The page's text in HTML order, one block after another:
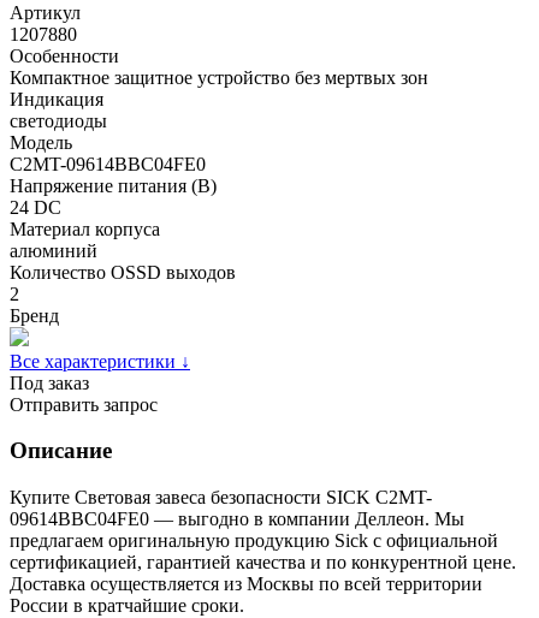
Артикул
1207880
Особенности
Компактное защитное устройство без мертвых зон
Индикация
светодиоды
Модель
C2MT-09614BBC04FE0
Напряжение питания (В)
24 DC
Материал корпуса
алюминий
Количество OSSD выходов
2
Бренд
Все характеристики ↓
Под заказ
Отправить запрос
Описание
Купите Световая завеса безопасности SICK C2MT-
09614BBC04FE0 — выгодно в компании Деллеон. Мы
предлагаем оригинальную продукцию Sick с официальной
сертификацией, гарантией качества и по конкурентной цене.
Доставка осуществляется из Москвы по всей территории
России в кратчайшие сроки.